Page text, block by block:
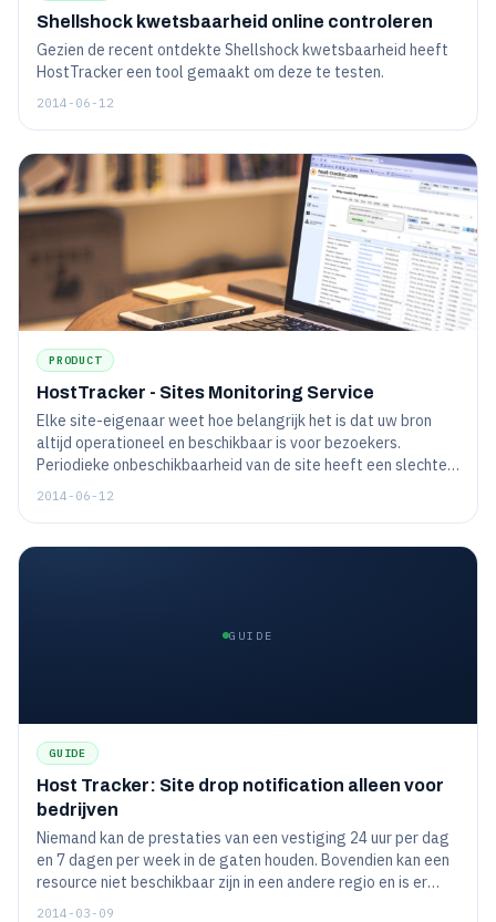
Shellshock kwetsbaarheid online controleren
Gezien de recent ontdekte Shellshock kwetsbaarheid heeft
HostTracker een tool gemaakt om deze te testen.
2014-06-12
PRODUCT
HostTracker - Sites Monitoring Service
Elke site-eigenaar weet hoe belangrijk het is dat uw bron
altijd operationeel en beschikbaar is voor bezoekers.
Periodieke onbeschikbaarheid van de site heeft een slechte
invloed op de posities in de zoekmachines (zoals
bezoekers zeer ontstemd zijn over dergelijke "ongelukjes"...
2014-06-12
GUIDE
GUIDE
Host Tracker: Site drop notification alleen voor
bedrijven
Niemand kan de prestaties van een vestiging 24 uur per dag
en 7 dagen per week in de gaten houden. Bovendien kan een
resource niet beschikbaar zijn in een andere regio en is er
geen enkele manier voor een manager om dit op te volgen.
2014-03-09